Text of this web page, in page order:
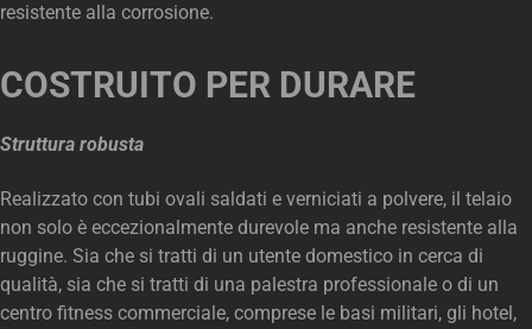
resistente alla corrosione.
COSTRUITO PER DURARE
Struttura robusta
Realizzato con tubi ovali saldati e verniciati a polvere, il telaio
non solo è eccezionalmente durevole ma anche resistente alla
ruggine. Sia che si tratti di un utente domestico in cerca di
qualità, sia che si tratti di una palestra professionale o di un
centro fitness commerciale, comprese le basi militari, gli hotel,